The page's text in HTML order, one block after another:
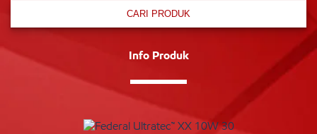
CARI PRODUK
Info Produk